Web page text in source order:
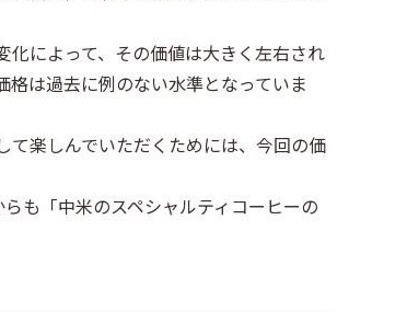
によって、その価値は大きく左右され
は過去に例のない水準となっていま
楽しんでいただくためには、今回の価
も「中米のスペシャルティコーヒーの